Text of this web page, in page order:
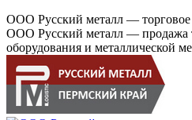
ООО Русский металл — торговое
ООО Русский металл — продажа
оборудования и металлической